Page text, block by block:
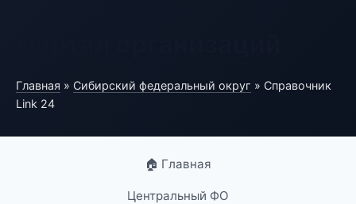
Главная » Сибирский федеральный округ » Справочник
Link 24
🏠 Главная
Центральный ФО